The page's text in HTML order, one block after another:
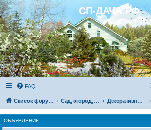
Регистрация СП-ДАЧА.РФ
FAQ
Список форумов Сад, огород, участок. Дачный форум. Декоративный сад
ОБЪЯВЛЕНИЕ